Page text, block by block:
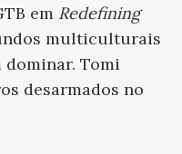
em Redefining
multiculturais
dominar. Tomi
desarmados no